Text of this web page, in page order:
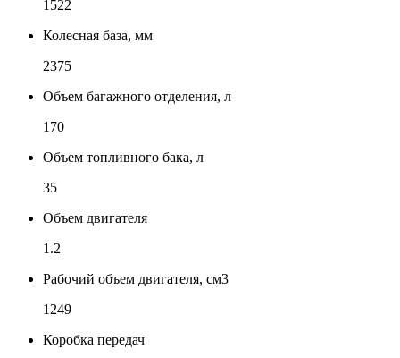
1522
Колесная база, мм
2375
Объем багажного отделения, л
170
Объем топливного бака, л
35
Объем двигателя
1.2
Рабочий объем двигателя, см3
1249
Коробка передач